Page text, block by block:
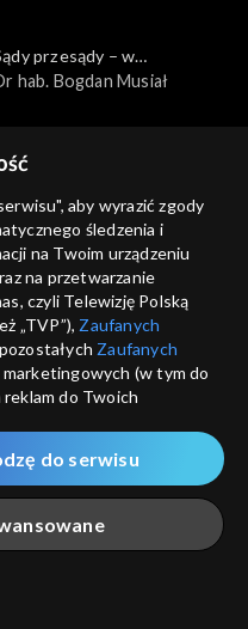
przesądy – w
hab. Bogdan Musiał
przesądy – w
powiększeniu
Anna Walentynowicz
Sądy przesądy – w
Waldemar Chrostowski
aby wyrazić zgody
śledzenia i
na Twoim urządzeniu
na przetwarzanie
czyli Telewizję Polską
„TVP”), Zaufanych
Zaufanych
marketingowych (w tym do
do Twoich
na udostępnianie
odwiedzania przez
zwanych dalej
za pomocą
do serwisu